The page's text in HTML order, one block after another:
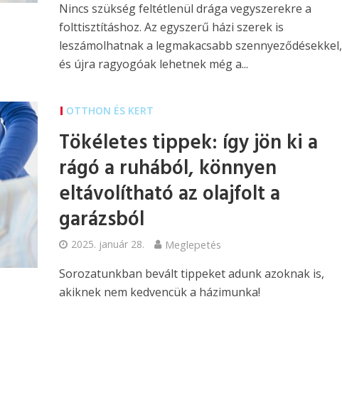
Nincs szükség feltétlenül drága vegyszerekre a
folttisztításhoz. Az egyszerű házi szerek is
leszámolhatnak a legmakacsabb szennyeződésekkel,
és újra ragyogóak lehetnek még a...
OTTHON ÉS KERT
Tökéletes tippek: így jön ki a
rágó a ruhából, könnyen
eltávolítható az olajfolt a
garázsból
2025. január 28. Meglepetés
Sorozatunkban bevált tippeket adunk azoknak is,
akiknek nem kedvencük a házimunka!